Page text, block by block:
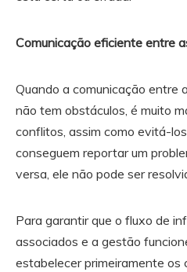
Comunicação eficiente entre
Quando a comunicação entre
não tem obstáculos, é muito
conflitos, assim como evitá-
conseguem reportar um
versa, ele não pode ser
Para garantir que o fluxo de
associados e a gestão
estabelecer primeiramente os